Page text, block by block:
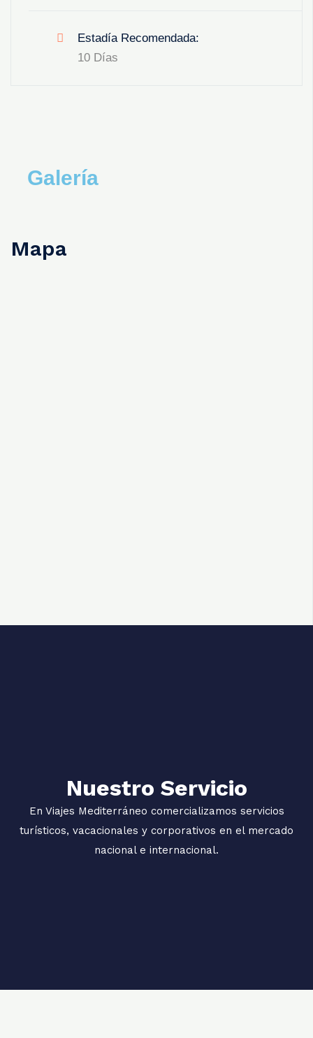
Estadía Recomendada:
10 Días
Galería
Mapa
Nuestro Servicio
En Viajes Mediterráneo comercializamos servicios
turísticos, vacacionales y corporativos en el mercado
nacional e internacional.